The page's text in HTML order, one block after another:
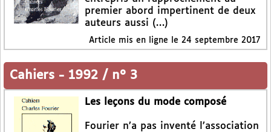
premier abord impertinent de deux
auteurs aussi (…)
Article mis en ligne le 24 septembre 2017
Cahiers - 1992 / n° 3
Les leçons du mode composé
Fourier n’a pas inventé l’association